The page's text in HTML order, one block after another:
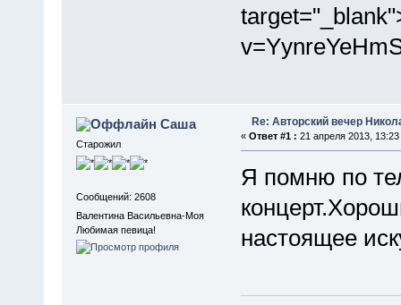
Саша
Старожил
Сообщений: 2608
Валентина Васильевна-Моя
Любимая певица!
Re: Авторский вечер
« Ответ #1 : 21 апреля 2013, 13:23
Я помню по
настоящее